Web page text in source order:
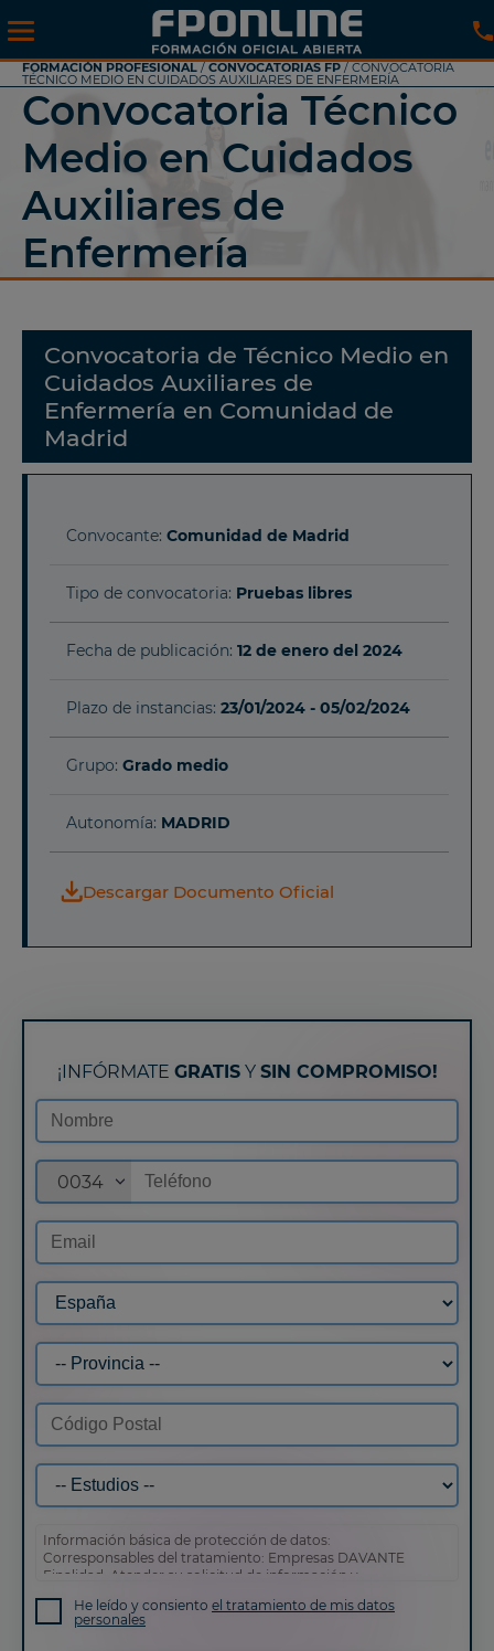
FORMACIÓN PROFESIONAL / CONVOCATORIAS FP / CONVOCATORIA
TÉCNICO MEDIO EN CUIDADOS AUXILIARES DE ENFERMERÍA
Convocatoria Técnico
Medio en Cuidados
Auxiliares de
Enfermería
Convocatoria de Técnico Medio en
Cuidados Auxiliares de
Enfermería en Comunidad de
Madrid
Convocante: Comunidad de Madrid
Tipo de convocatoria: Pruebas libres
Fecha de publicación: 12 de enero del 2024
Plazo de instancias: 23/01/2024 - 05/02/2024
Grupo: Grado medio
Autonomía: MADRID
Descargar Documento Oficial
¡INFÓRMATE GRATISY SIN COMPROMISO!
0034
Información básica de protección de datos:
Corresponsables del tratamiento: Empresas DAVANTE
Finalidad: Atender su solicitud de información y
Derechos: Puede acceder, rectificar y suprimir sus datos,
así como otros derechos tal y como se explica en nuestra
He leído y consiento el tratamiento de mis datos
personales